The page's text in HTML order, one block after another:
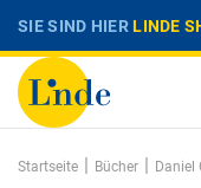
SIE SIND HIERLINDE
Startseite | Bücher | Daniel